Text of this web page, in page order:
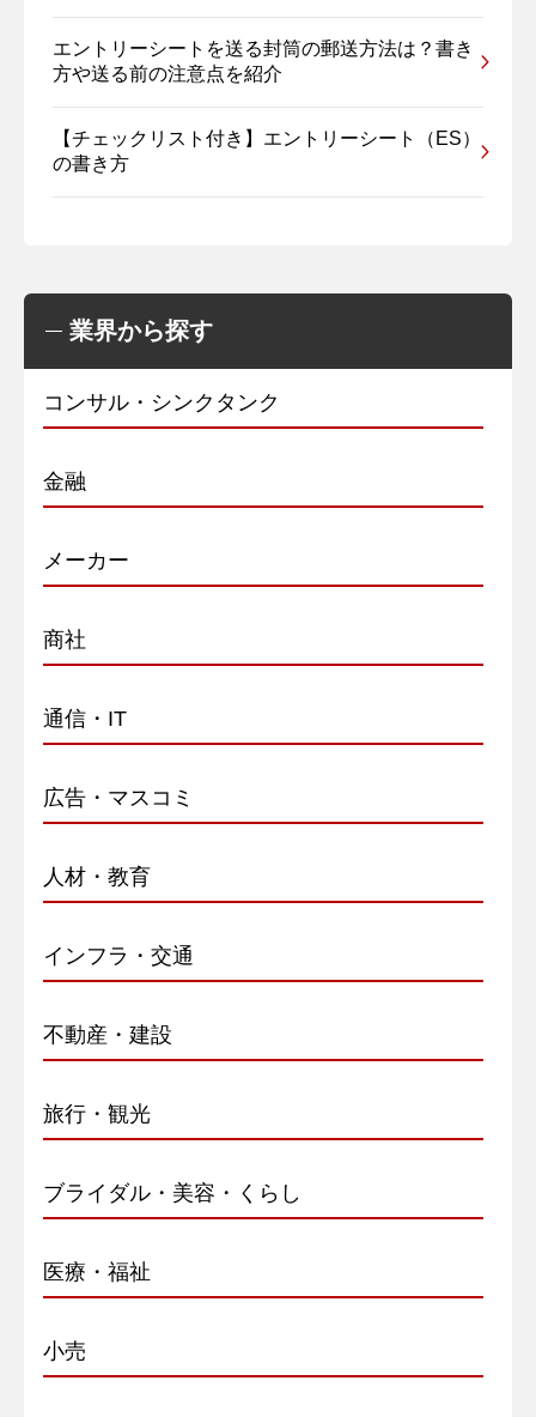
エントリーシートを送る封筒の郵送方法は？書き
方や送る前の注意点を紹介
【チェックリスト付き】エントリーシート（ES）
の書き方
業界から探す
コンサル・シンクタンク
金融
メーカー
商社
通信・IT
広告・マスコミ
人材・教育
インフラ・交通
不動産・建設
旅行・観光
ブライダル・美容・くらし
医療・福祉
小売